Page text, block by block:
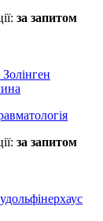
за запитом
за запитом